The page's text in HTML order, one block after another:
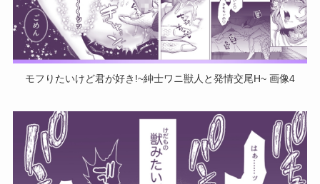
モフりたいけど君が好き!~紳士ワニ獣人と発情交尾H~ 画像4